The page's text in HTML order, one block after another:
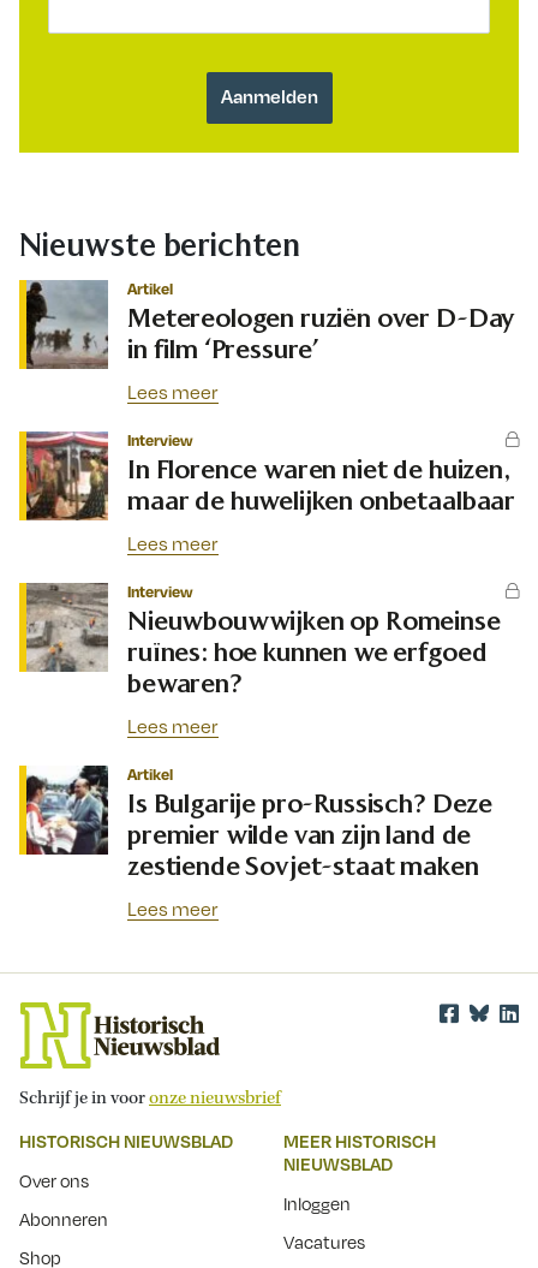
Nieuwste berichten
Artikel
Metereologen ruziën over D-Day
in film ‘Pressure’
Lees meer
Interview
In Florence waren niet de huizen,
maar de huwelijken onbetaalbaar
Lees meer
Interview
Nieuwbouwwijken op Romeinse
ruïnes: hoe kunnen we erfgoed
bewaren?
Lees meer
Artikel
Is Bulgarije pro-Russisch? Deze
premier wilde van zijn land de
zestiende Sovjet-staat maken
Lees meer
Schrijf je in vooronze nieuwsbrief
HISTORISCH NIEUWSBLAD
Over ons
Abonneren
Shop
MEER HISTORISCH
NIEUWSBLAD
Inloggen
Vacatures